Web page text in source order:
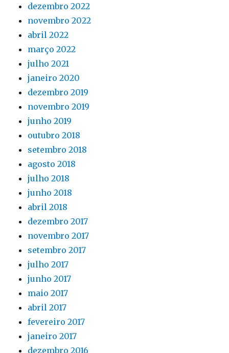
dezembro 2022
novembro 2022
abril 2022
março 2022
julho 2021
janeiro 2020
dezembro 2019
novembro 2019
junho 2019
outubro 2018
setembro 2018
agosto 2018
julho 2018
junho 2018
abril 2018
dezembro 2017
novembro 2017
setembro 2017
julho 2017
junho 2017
maio 2017
abril 2017
fevereiro 2017
janeiro 2017
dezembro 2016